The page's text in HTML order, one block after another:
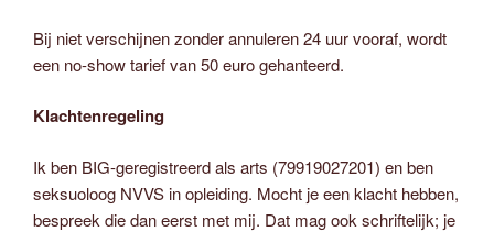
Bij niet verschijnen zonder annuleren 24 uur vooraf, wordt
een no-show tarief van 50 euro gehanteerd.
Klachtenregeling
Ik ben BIG-geregistreerd als arts (79919027201) en ben
seksuoloog NVVS in opleiding. Mocht je een klacht hebben,
bespreek die dan eerst met mij. Dat mag ook schriftelijk; je